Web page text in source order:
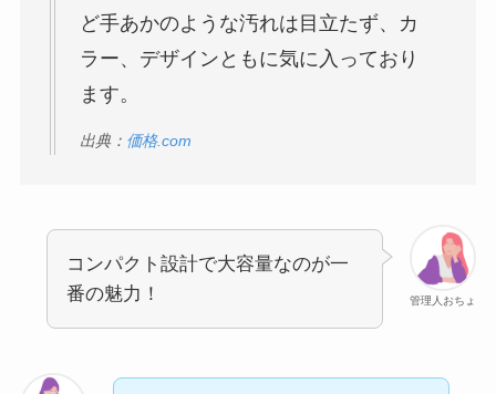
ど手あかのような汚れは目立たず、カ
ラー、デザインともに気に入っており
ます。
出典： 価格.com
管理人おちょ
コンパクト設計で大容量なのが一
番の魅力！